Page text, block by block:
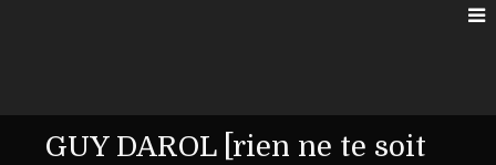
GUY DAROL [rien ne te soit